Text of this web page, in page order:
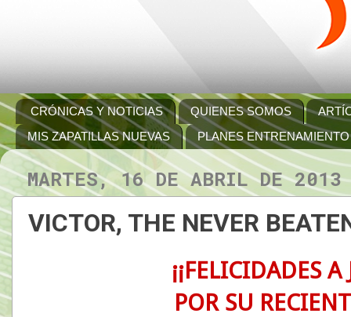
CRÓNICAS Y NOTICIAS QUIENES SOMOS
MIS ZAPATILLAS NUEVAS
PLANES ENTRENAMIENTO
MARTES, 16 DE ABRIL DE 2013
VICTOR, THE NEVER
¡¡FELICIDADES
POR SU